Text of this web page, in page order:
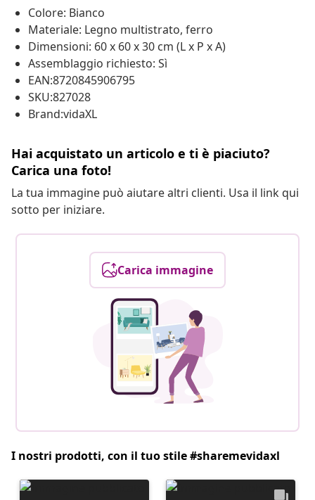
Colore: Bianco
Materiale: Legno multistrato, ferro
Dimensioni: 60 x 60 x 30 cm (L x P x A)
Assemblaggio richiesto: Sì
EAN:8720845906795
SKU:827028
Brand:vidaXL
Hai acquistato un articolo e ti è piaciuto?
Carica una foto!
La tua immagine può aiutare altri clienti. Usa il link qui
sotto per iniziare.
Carica immagine
I nostri prodotti, con il tuo stile #sharemevidaxl